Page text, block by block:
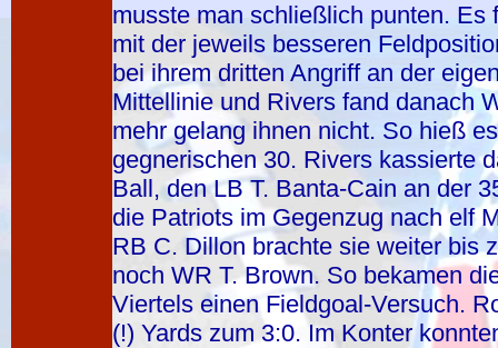
musste man schließlich punten. Es
mit der jeweils besseren
bei ihrem dritten Angriff an der
Mittellinie und Rivers fand danach
mehr gelang ihnen nicht. So hieß
gegnerischen 30. Rivers kassierte
Ball, den LB T. Banta-Cain an der
die Patriots im Gegenzug nach elf
RB C. Dillon brachte sie weiter bis
noch WR T. Brown. So bekamen
Viertels einen Fieldgoal-Versuch.
(!) Yards zum 3:0. Im Konter